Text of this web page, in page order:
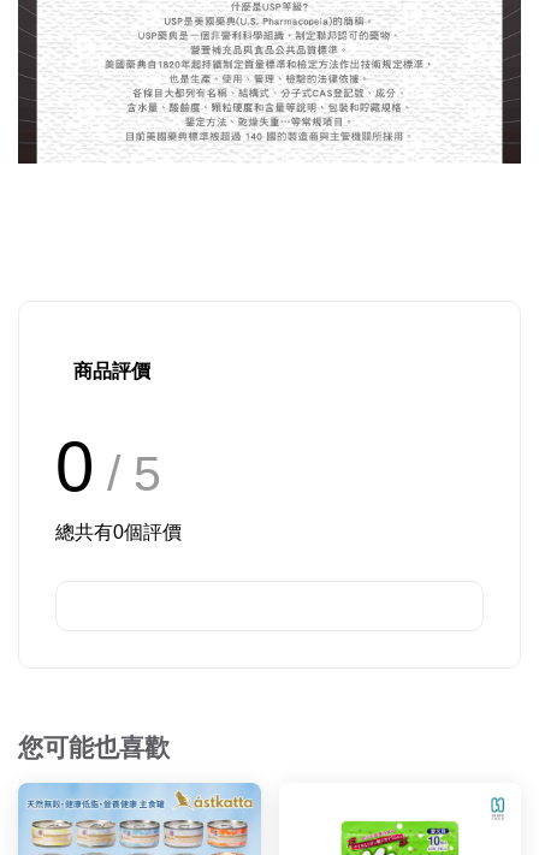
商品評價
0 / 5
總共有0個評價
您可能也喜歡